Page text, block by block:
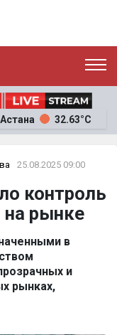
Астана 32.63°C
25.08.2025 09:00
контроль
на рынке
в
и
рынках,